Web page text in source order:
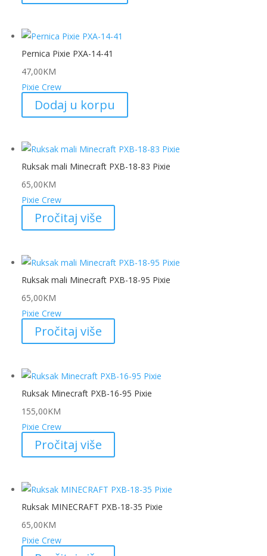
Pernica Pixie PXA-14-41
47,00KM
Pixie Crew
Dodaj u korpu
Ruksak mali Minecraft PXB-18-83 Pixie
65,00KM
Pixie Crew
Pročitaj više
Ruksak mali Minecraft PXB-18-95 Pixie
65,00KM
Pixie Crew
Pročitaj više
Ruksak Minecraft PXB-16-95 Pixie
155,00KM
Pixie Crew
Pročitaj više
Ruksak MINECRAFT PXB-18-35 Pixie
65,00KM
Pixie Crew